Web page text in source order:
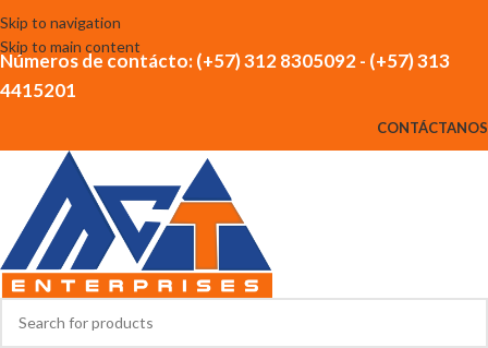
Skip to navigation
Skip to main content
Números de contácto: (+57) 312 8305092 - (+57) 313
4415201
CONTÁCTANOS